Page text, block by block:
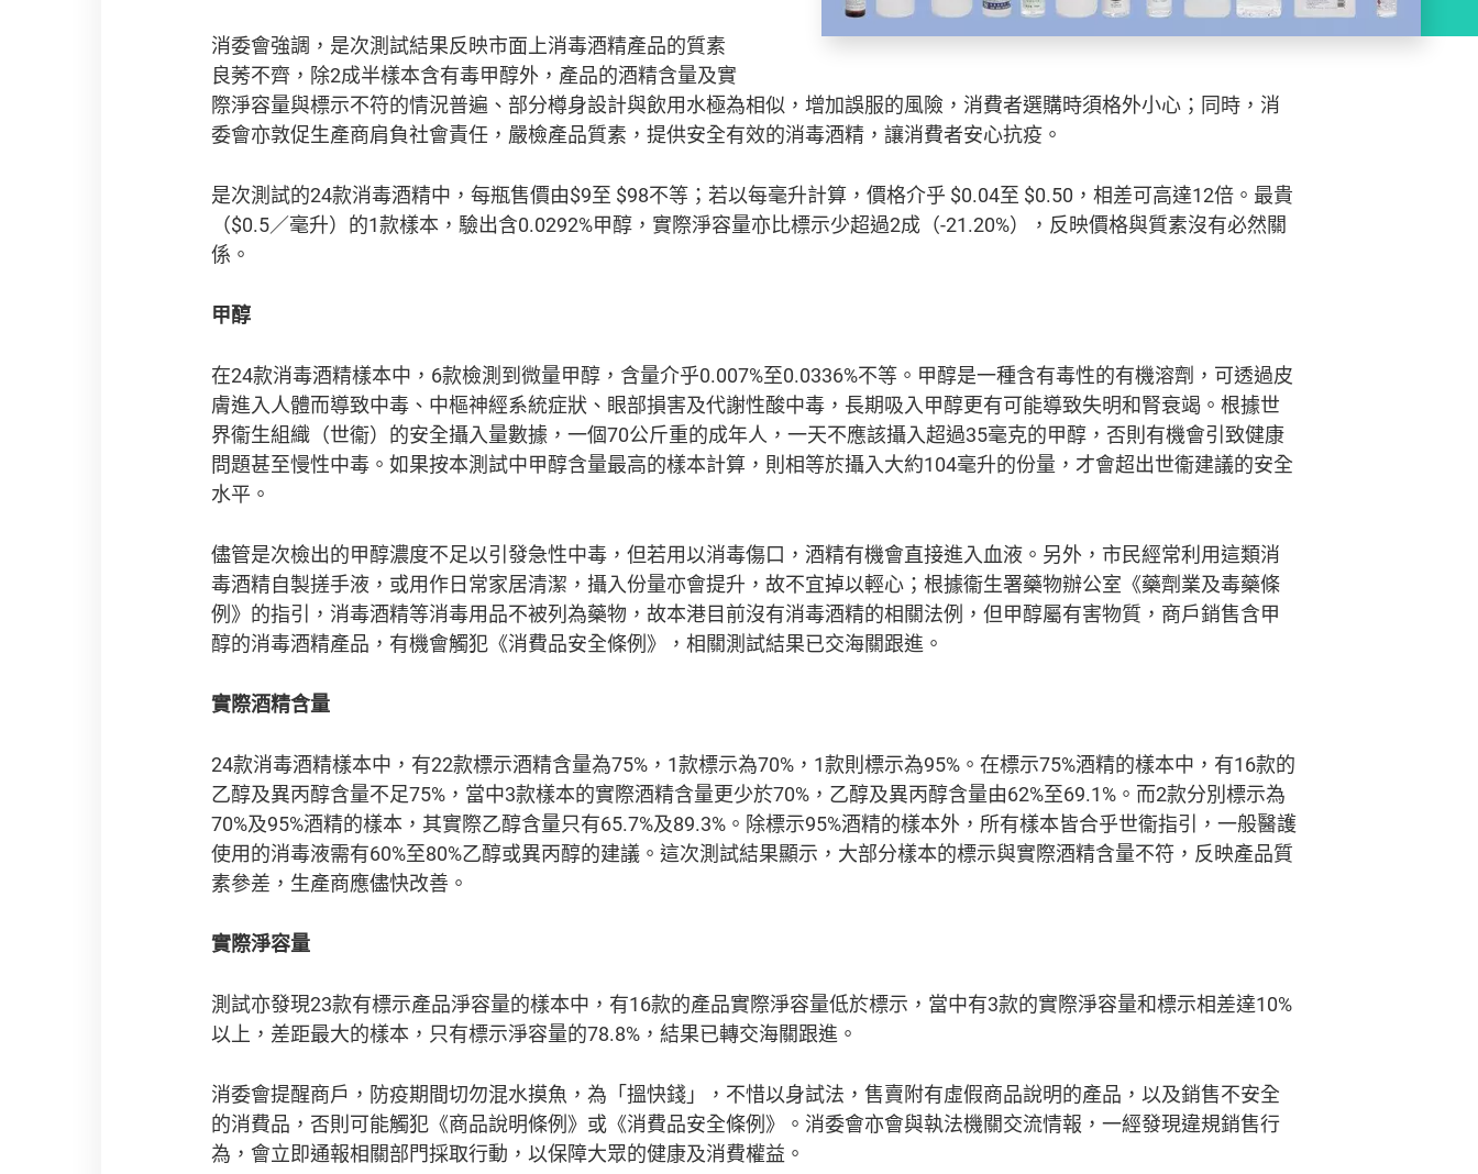
消委會強調，是次測試結果反映市面上消毒酒精產品的質素
良莠不齊，除2成半樣本含有毒甲醇外，產品的酒精含量及實
際淨容量與標示不符的情況普遍、部分樽身設計與飲用水極為相似，增加誤服的風險，消費者選購時須格外小心；同時，消
委會亦敦促生產商肩負社會責任，嚴檢產品質素，提供安全有效的消毒酒精，讓消費者安心抗疫。
是次測試的24款消毒酒精中，每瓶售價由$9至 $98不等；若以每毫升計算，價格介乎 $0.04至 $0.50，相差可高達12倍。最貴
（$0.5／毫升）的1款樣本，驗出含0.0292%甲醇，實際淨容量亦比標示少超過2成（-21.20%），反映價格與質素沒有必然關
係。
甲醇
在24款消毒酒精樣本中，6款檢測到微量甲醇，含量介乎0.007%至0.0336%不等。甲醇是一種含有毒性的有機溶劑，可透過皮
膚進入人體而導致中毒、中樞神經系統症狀、眼部損害及代謝性酸中毒，長期吸入甲醇更有可能導致失明和腎衰竭。根據世
界衞生組織（世衞）的安全攝入量數據，一個70公斤重的成年人，一天不應該攝入超過35毫克的甲醇，否則有機會引致健康
問題甚至慢性中毒。如果按本測試中甲醇含量最高的樣本計算，則相等於攝入大約104毫升的份量，才會超出世衞建議的安全
水平。
儘管是次檢出的甲醇濃度不足以引發急性中毒，但若用以消毒傷口，酒精有機會直接進入血液。另外，市民經常利用這類消
毒酒精自製搓手液，或用作日常家居清潔，攝入份量亦會提升，故不宜掉以輕心；根據衞生署藥物辦公室《藥劑業及毒藥條
例》的指引，消毒酒精等消毒用品不被列為藥物，故本港目前沒有消毒酒精的相關法例，但甲醇屬有害物質，商戶銷售含甲
醇的消毒酒精產品，有機會觸犯《消費品安全條例》，相關測試結果已交海關跟進。
實際酒精含量
24款消毒酒精樣本中，有22款標示酒精含量為75%，1款標示為70%，1款則標示為95%。在標示75%酒精的樣本中，有16款的
乙醇及異丙醇含量不足75%，當中3款樣本的實際酒精含量更少於70%，乙醇及異丙醇含量由62%至69.1%。而2款分別標示為
70%及95%酒精的樣本，其實際乙醇含量只有65.7%及89.3%。除標示95%酒精的樣本外，所有樣本皆合乎世衞指引，一般醫護
使用的消毒液需有60%至80%乙醇或異丙醇的建議。這次測試結果顯示，大部分樣本的標示與實際酒精含量不符，反映產品質
素參差，生產商應儘快改善。
實際淨容量
測試亦發現23款有標示產品淨容量的樣本中，有16款的產品實際淨容量低於標示，當中有3款的實際淨容量和標示相差達10%
以上，差距最大的樣本，只有標示淨容量的78.8%，結果已轉交海關跟進。
消委會提醒商戶，防疫期間切勿混水摸魚，為「搵快錢」，不惜以身試法，售賣附有虛假商品說明的產品，以及銷售不安全
的消費品，否則可能觸犯《商品說明條例》或《消費品安全條例》。消委會亦會與執法機關交流情報，一經發現違規銷售行
為，會立即通報相關部門採取行動，以保障大眾的健康及消費權益。